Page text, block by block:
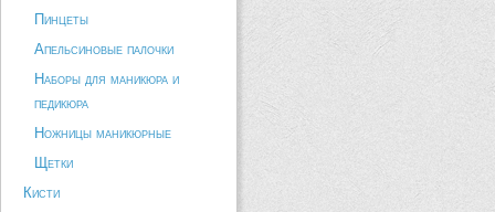
Пинцеты
Апельсиновые палочки
Наборы для маникюра и
педикюра
Ножницы маникюрные
Щетки
Кисти